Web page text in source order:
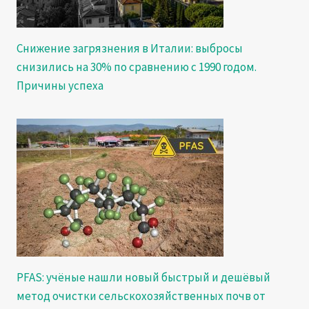
Снижение загрязнения в Италии: выбросы
снизились на 30% по сравнению с 1990 годом.
Причины успеха
PFAS: учёные нашли новый быстрый и дешёвый
метод очистки сельскохозяйственных почв от